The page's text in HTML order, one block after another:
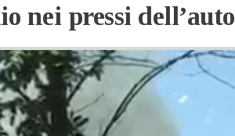
nei pressi